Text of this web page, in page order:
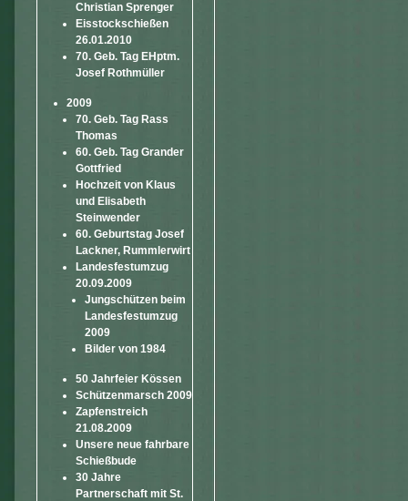
Christian Sprenger
Eisstockschießen
26.01.2010
70. Geb. Tag EHptm.
Josef Rothmüller
2009
70. Geb. Tag Rass
Thomas
60. Geb. Tag Grander
Gottfried
Hochzeit von Klaus
und Elisabeth
Steinwender
60. Geburtstag Josef
Lackner, Rummlerwirt
Landesfestumzug
20.09.2009
Jungschützen beim
Landesfestumzug
2009
Bilder von 1984
50 Jahrfeier Kössen
Schützenmarsch 2009
Zapfenstreich
21.08.2009
Unsere neue fahrbare
Schießbude
30 Jahre
Partnerschaft mit St.